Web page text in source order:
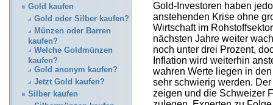
Gold-Investoren haben
anstehenden Krise ohne
Wirtschaft im
nächsten Jahre weiter
noch unter drei Prozent,
Inflation wird weiterhin
wahren Werte liegen in
sehr schwierig werden.
zeigen und die Schweizer
Gold kaufen
Gold oder Silber kaufen?
Münzen oder Barren
kaufen?
Welche Goldmünzen
kaufen?
Gold anonym kaufen?
Jetzt Gold kaufen?
Silber kaufen